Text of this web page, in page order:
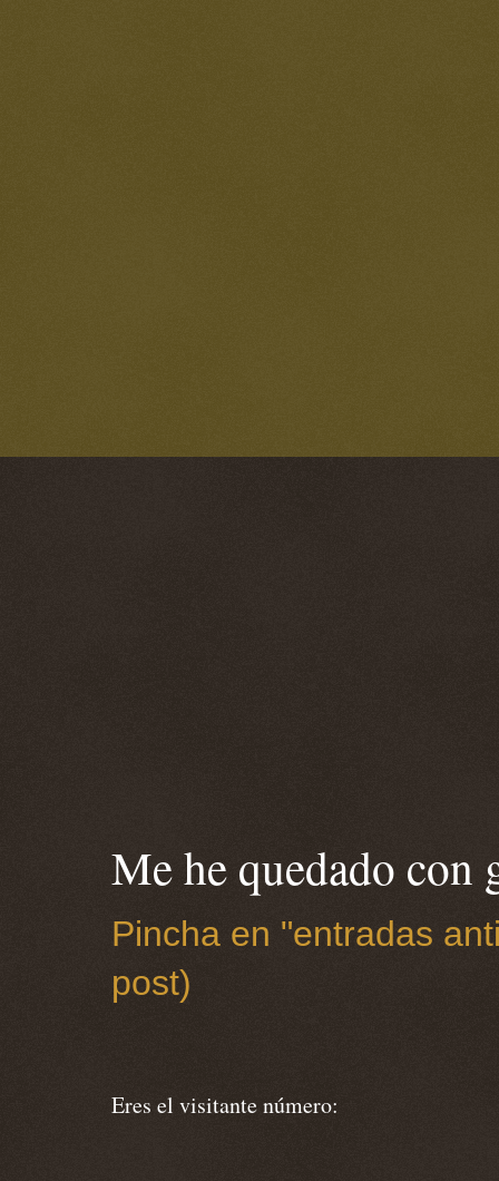
Me he quedado con
Pincha en "entradas
post)
Eres el visitante número: